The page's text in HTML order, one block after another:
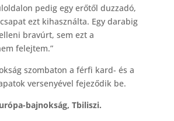
pedig egy erőtől duzzadó,
ezt kihasználta. Egy darabig
bravúrt, sem ezt a
felejtem.”
szombaton a férfi kard- és a
versenyével fejeződik be.
bajnokság, Tbiliszi.